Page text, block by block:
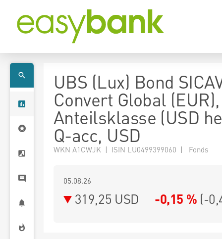
UBS (Lux) Bond
Convert Global (EUR),
Anteilsklasse (USD
Q-acc, USD
WKN A1CWJK | ISIN LU0499399060 | Fonds
05.08.26
319,25 USD -0,15 % (-